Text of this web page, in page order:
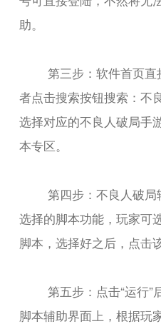
助。
第三步：软件首页
者点击搜索按钮搜索：不
选择对应的不良人破局手
本专区。
第四步：不良人破
选择的脚本功能，玩家可
脚本，选择好之后，点击
第五步：点击“运行
脚本辅助界面上，根据玩